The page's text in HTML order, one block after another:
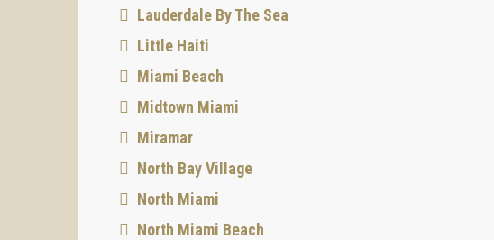
Lauderdale By The Sea
Little Haiti
Miami Beach
Midtown Miami
Miramar
North Bay Village
North Miami
North Miami Beach